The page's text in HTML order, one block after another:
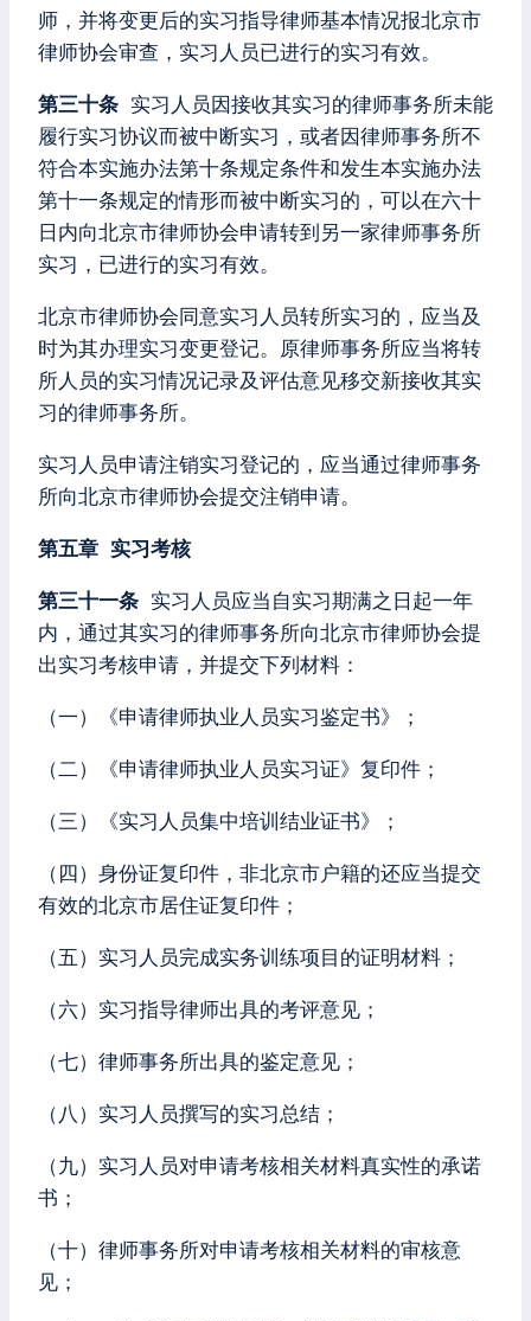
师，并将变更后的实习指导律师基本情况报北京市
律师协会审查，实习人员已进行的实习有效。
第三十条 实习人员因接收其实习的律师事务所未能
履行实习协议而被中断实习，或者因律师事务所不
符合本实施办法第十条规定条件和发生本实施办法
第十一条规定的情形而被中断实习的，可以在六十
日内向北京市律师协会申请转到另一家律师事务所
实习，已进行的实习有效。
北京市律师协会同意实习人员转所实习的，应当及
时为其办理实习变更登记。原律师事务所应当将转
所人员的实习情况记录及评估意见移交新接收其实
习的律师事务所。
实习人员申请注销实习登记的，应当通过律师事务
所向北京市律师协会提交注销申请。
第五章 实习考核
第三十一条 实习人员应当自实习期满之日起一年
内，通过其实习的律师事务所向北京市律师协会提
出实习考核申请，并提交下列材料：
（一）《申请律师执业人员实习鉴定书》；
（二）《申请律师执业人员实习证》复印件；
（三）《实习人员集中培训结业证书》；
（四）身份证复印件，非北京市户籍的还应当提交
有效的北京市居住证复印件；
（五）实习人员完成实务训练项目的证明材料；
（六）实习指导律师出具的考评意见；
（七）律师事务所出具的鉴定意见；
（八）实习人员撰写的实习总结；
（九）实习人员对申请考核相关材料真实性的承诺
书；
（十）律师事务所对申请考核相关材料的审核意
见；